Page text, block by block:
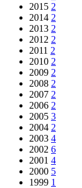
2015 2
2014 2
2013 2
2012 2
2011 2
2010 2
2009 2
2008 2
2007 2
2006 2
2005 3
2004 2
2003 4
2002 6
2001 4
2000 5
1999 1